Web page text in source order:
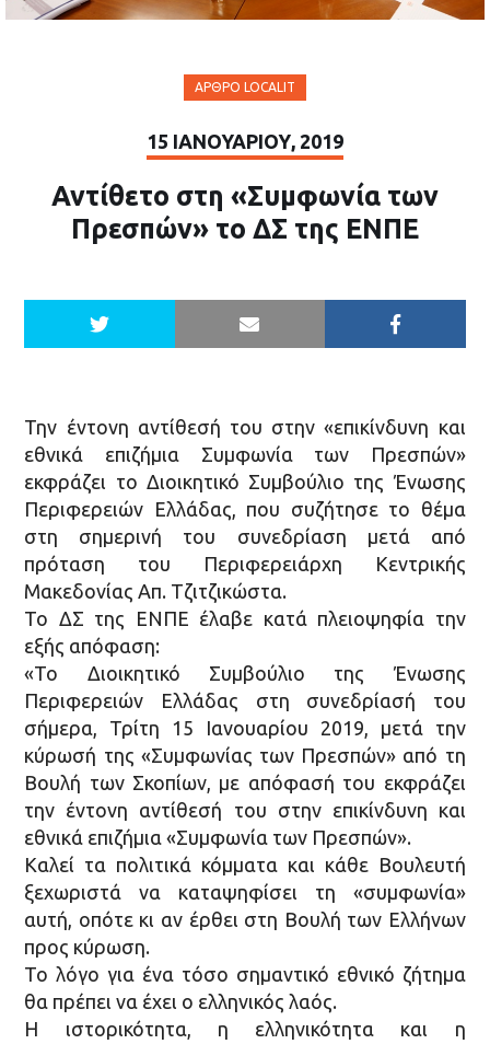
ΆΡΘΡΟ LOCALIT
15 ΙΑΝΟΥΑΡΊΟΥ, 2019
Αντίθετο στη «Συμφωνία των
Πρεσπών» το ΔΣ της ΕΝΠΕ
Την έντονη αντίθεσή του στην «επικίνδυνη και
εθνικά επιζήμια Συμφωνία των Πρεσπών»
εκφράζει το Διοικητικό Συμβούλιο της Ένωσης
Περιφερειών Ελλάδας, που συζήτησε το θέμα
στη σημερινή του συνεδρίαση μετά από
πρόταση του Περιφερειάρχη Κεντρικής
Μακεδονίας Απ. Τζιτζικώστα.
Το ΔΣ της ΕΝΠΕ έλαβε κατά πλειοψηφία την
εξής απόφαση:
«Το Διοικητικό Συμβούλιο της Ένωσης
Περιφερειών Ελλάδας στη συνεδρίασή του
σήμερα, Τρίτη 15 Ιανουαρίου 2019, μετά την
κύρωσή της «Συμφωνίας των Πρεσπών» από τη
Βουλή των Σκοπίων, με απόφασή του εκφράζει
την έντονη αντίθεσή του στην επικίνδυνη και
εθνικά επιζήμια «Συμφωνία των Πρεσπών».
Καλεί τα πολιτικά κόμματα και κάθε Βουλευτή
ξεχωριστά να καταψηφίσει τη «συμφωνία»
αυτή, οπότε κι αν έρθει στη Βουλή των Ελλήνων
προς κύρωση.
Το λόγο για ένα τόσο σημαντικό εθνικό ζήτημα
θα πρέπει να έχει ο ελληνικός λαός.
Η ιστορικότητα, η ελληνικότητα και η